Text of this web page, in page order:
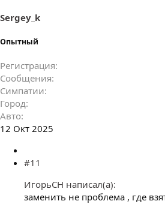
:
Sergey_k
Опытный
Регистрация
Сообщения
Симпатии
Город
Авто
12 Окт 2025
#11
ИгорьСН написал(а):
заменить не проблема , где